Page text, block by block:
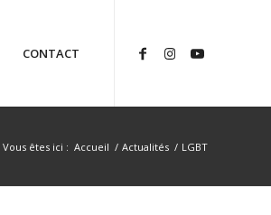
CONTACT
Vous êtes ici : Accueil / Actualités / LGBT